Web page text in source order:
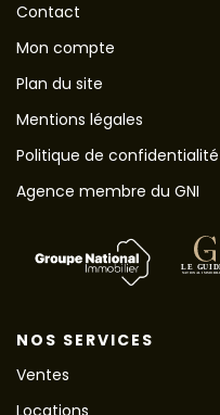
Contact
Mon compte
Plan du site
Mentions légales
Politique de confidentialité
Agence membre du GNI
NOS SERVICES
Ventes
Locations